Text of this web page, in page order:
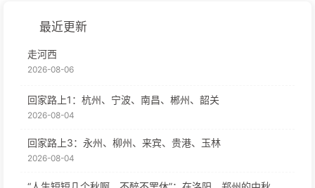
最近更新
走河西
2026-08-06
回家路上1：杭州、宁波、南昌、郴州、韶关
2026-08-04
回家路上3：永州、柳州、来宾、贵港、玉林
2026-08-04